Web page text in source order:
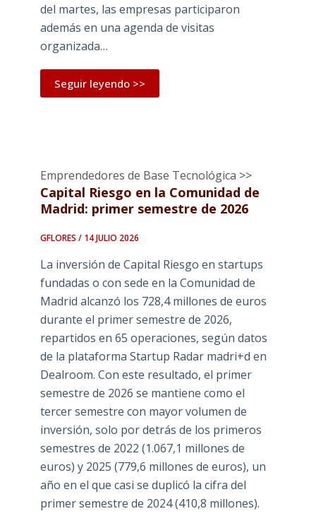
del martes, las empresas participaron
además en una agenda de visitas
organizada…
Seguir leyendo >>
Emprendedores de Base Tecnológica >>
Capital Riesgo en la Comunidad de
Madrid: primer semestre de 2026
GFLORES / 14 JULIO 2026
La inversión de Capital Riesgo en startups
fundadas o con sede en la Comunidad de
Madrid alcanzó los 728,4 millones de euros
durante el primer semestre de 2026,
repartidos en 65 operaciones, según datos
de la plataforma Startup Radar madri+d en
Dealroom. Con este resultado, el primer
semestre de 2026 se mantiene como el
tercer semestre con mayor volumen de
inversión, solo por detrás de los primeros
semestres de 2022 (1.067,1 millones de
euros) y 2025 (779,6 millones de euros), un
año en el que casi se duplicó la cifra del
primer semestre de 2024 (410,8 millones).